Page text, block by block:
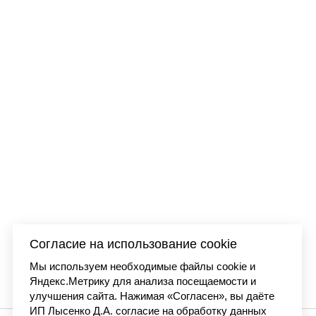
Согласие на использование cookie
Мы используем необходимые файлы cookie и
Яндекс.Метрику для анализа посещаемости и
улучшения сайта. Нажимая «Согласен», вы даёте
ИП Лысенко Д.А. согласие на обработку данных